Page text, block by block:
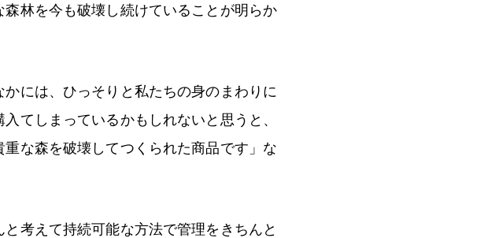
林を今も破壊し続けていることが明らか
には、ひっそりと私たちの身のまわりに
てしまっているかもしれないと思うと、
な森を破壊してつくられた商品です」な
考えて持続可能な方法で管理をきちんと